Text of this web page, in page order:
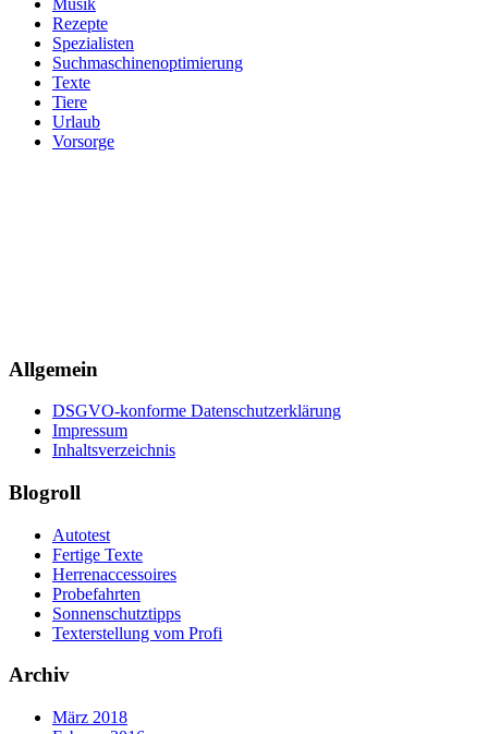
Rezepte
Spezialisten
Suchmaschinenoptimierung
Texte
Tiere
Urlaub
Vorsorge
Allgemein
DSGVO-konforme Datenschutzerklärung
Impressum
Inhaltsverzeichnis
Blogroll
Autotest
Fertige Texte
Herrenaccessoires
Probefahrten
Sonnenschutztipps
Texterstellung vom Profi
Archiv
März 2018